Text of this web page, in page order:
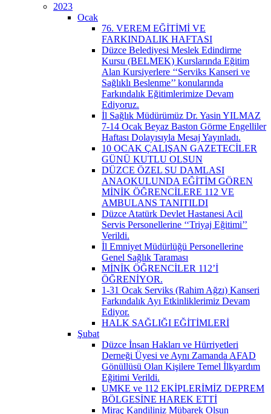
2023
Ocak
76. VEREM EĞİTİMİ VE
FARKINDALIK HAFTASI
Düzce Belediyesi Meslek Edindirme
Kursu (BELMEK) Kurslarında Eğitim
Alan Kursiyerlere ‘‘Serviks Kanseri ve
Sağlıklı Beslenme’’ konularında
Farkındalık Eğitimlerimize Devam
Ediyoruz.
İl Sağlık Müdürümüz Dr. Yasin YILMAZ
7-14 Ocak Beyaz Baston Görme Engelliler
Haftası Dolayısıyla Mesaj Yayınladı.
10 OCAK ÇALIŞAN GAZETECİLER
GÜNÜ KUTLU OLSUN
DÜZCE ÖZEL SU DAMLASI
ANAOKULUNDA EĞİTİM GÖREN
MİNİK ÖĞRENCİLERE 112 VE
AMBULANS TANITILDI
Düzce Atatürk Devlet Hastanesi Acil
Servis Personellerine ‘‘Triyaj Eğitimi’’
Verildi.
İl Emniyet Müdürlüğü Personellerine
Genel Sağlık Taraması
MİNİK ÖĞRENCİLER 112’İ
ÖĞRENİYOR.
1-31 Ocak Serviks (Rahim Ağzı) Kanseri
Farkındalık Ayı Etkinliklerimiz Devam
Ediyor.
HALK SAĞLIĞI EĞİTİMLERİ
Şubat
Düzce İnsan Hakları ve Hürriyetleri
Derneği Üyesi ve Aynı Zamanda AFAD
Gönüllüsü Olan Kişilere Temel İlkyardım
Eğitimi Verildi.
UMKE ve 112 EKİPLERİMİZ DEPREM
BÖLGESİNE HAREK ETTİ
Miraç Kandiliniz Mübarek Olsun